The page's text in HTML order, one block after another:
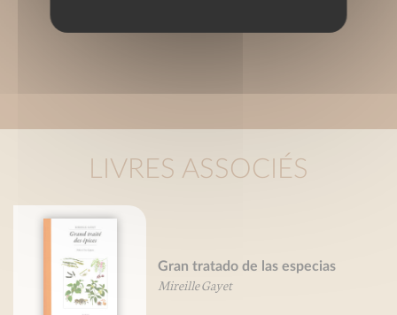
LIVRES ASSOCIÉS
Gran tratado de las especias
Mireille Gayet